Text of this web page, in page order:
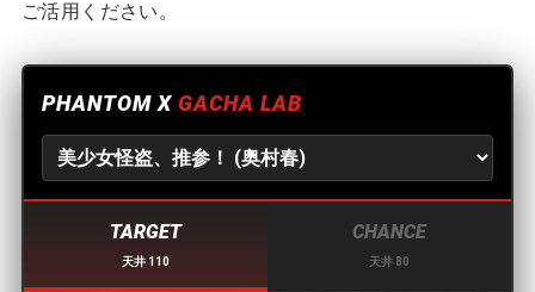
ご活用ください。
PHANTOM X GACHA LAB
TARGET
天井 110
CHANCE
天井 80